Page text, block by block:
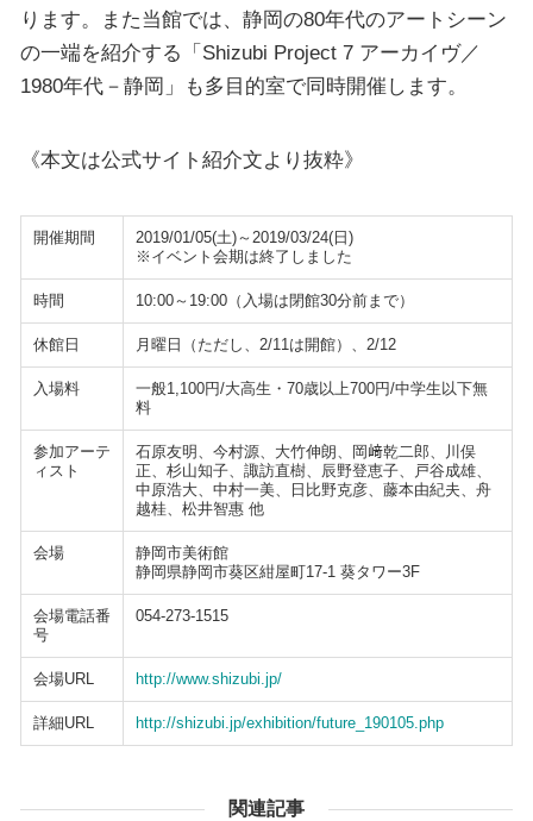
ります。また当館では、静岡の80年代のアートシーン
の一端を紹介する「Shizubi Project 7 アーカイヴ／
1980年代－静岡」も多目的室で同時開催します。
《本文は公式サイト紹介文より抜粋》
開催期間
2019/01/05(土)～2019/03/24(日)
※イベント会期は終了しました
時間 10:00～19:00（入場は閉館30分前まで）
休館日 月曜日（ただし、2/11は開館）、2/12
入場料
一般1,100円/大高生・70歳以上700円/中学生以下無
料
参加アーテ
ィスト
石原友明、今村源、大竹伸朗、岡﨑乾二郎、川俣
正、杉山知子、諏訪直樹、辰野登恵子、戸谷成雄、
中原浩大、中村一美、日比野克彦、藤本由紀夫、舟
越桂、松井智惠 他
会場
静岡市美術館
静岡県静岡市葵区紺屋町17-1 葵タワー3F
会場電話番
号
054-273-1515
会場URL http://www.shizubi.jp/
詳細URL http://shizubi.jp/exhibition/future_190105.php
関連記事